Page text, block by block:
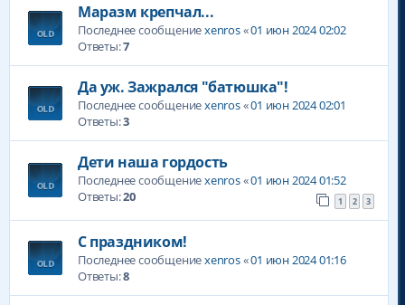
Маразм крепчал...
Последнее сообщениеxenros«01 июн 2024 02:02
Ответы:7
Да уж. Зажрался "батюшка"!
Последнее сообщениеxenros«01 июн 2024 02:01
Ответы:3
Дети наша гордость
Последнее сообщениеxenros«01 июн 2024 01:52
Ответы:20 1 2 3
С праздником!
Последнее сообщениеxenros«01 июн 2024 01:16
Ответы:8